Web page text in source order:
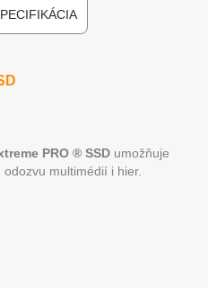
PRO ® SSD umožňuje
multimédií i hier.